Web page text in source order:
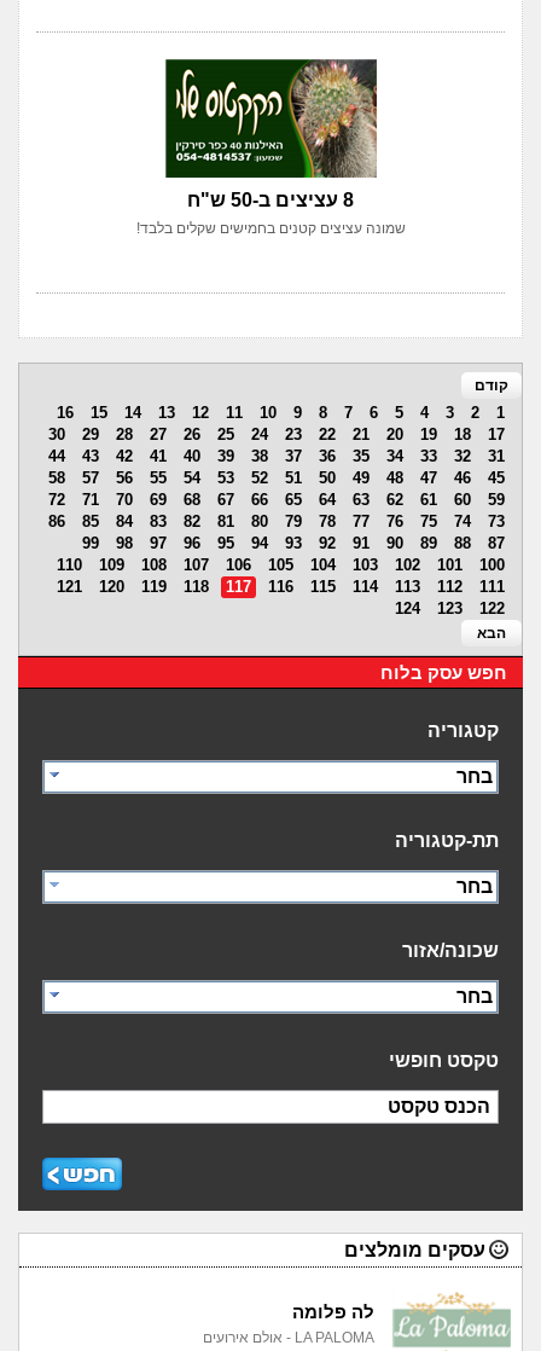
8 עציצים ב-50 ש"ח
שמונה עציצים קטנים בחמישים שקלים בלבד!
קודם
1
2
3
4
5
6
7
8
9
10
11
12
13
14
15
16
17
18
19
20
21
22
23
24
25
26
27
28
29
30
31
32
33
34
35
36
37
38
39
40
41
42
43
44
45
46
47
48
49
50
51
52
53
54
55
56
57
58
59
60
61
62
63
64
65
66
67
68
69
70
71
72
73
74
75
76
77
78
79
80
81
82
83
84
85
86
87
88
89
90
91
92
93
94
95
96
97
98
99
100
101
102
103
104
105
106
107
108
109
110
111
112
113
114
115
116
117
118
119
120
121
122
123
124
הבא
חפש עסק בלוח
קטגוריה
בחר
תת-קטגוריה
בחר
שכונה/אזור
בחר
טקסט חופשי
הכנס טקסט
עסקים מומלצים
לה פלומה
LA PALOMA - אולם אירועים